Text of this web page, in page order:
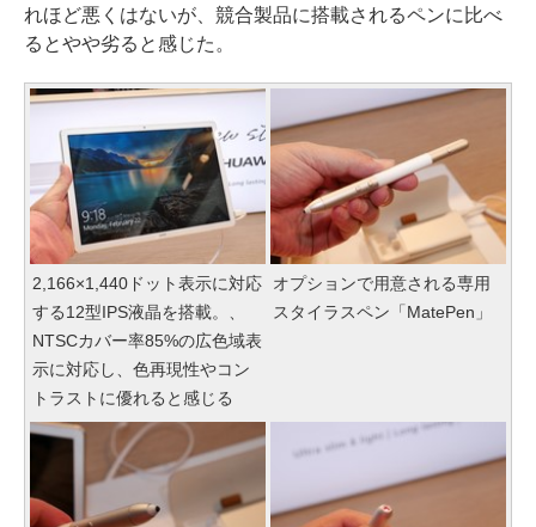
れほど悪くはないが、競合製品に搭載されるペンに比べ
るとやや劣ると感じた。
2,166×1,440ドット表示に対応
する12型IPS液晶を搭載。、
NTSCカバー率85%の広色域表
示に対応し、色再現性やコン
トラストに優れると感じる
オプションで用意される専用
スタイラスペン「MatePen」